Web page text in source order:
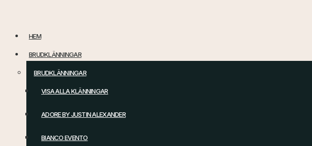
innehåll
HEM
BRUDKLÄNNINGAR
BRUDKLÄNNINGAR
VISA ALLA KLÄNNINGAR
ADORE BY JUSTIN ALEXANDER
BIANCO EVENTO